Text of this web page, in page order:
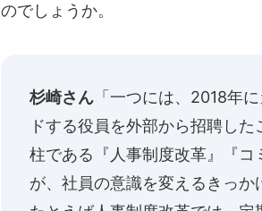
のでしょうか。
杉崎さん 「一つには、2018年
ドする役員を外部から招聘し
柱である『人事制度改革』『
が、社員の意識を変えるきっか